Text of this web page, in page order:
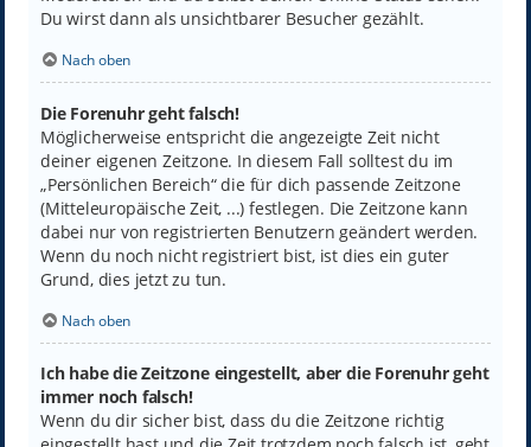
Du wirst dann als unsichtbarer Besucher gezählt.
Nach oben
Die Forenuhr geht falsch!
Möglicherweise entspricht die angezeigte Zeit nicht
deiner eigenen Zeitzone. In diesem Fall solltest du im
„Persönlichen Bereich“ die für dich passende Zeitzone
(Mitteleuropäische Zeit, ...) festlegen. Die Zeitzone kann
dabei nur von registrierten Benutzern geändert werden.
Wenn du noch nicht registriert bist, ist dies ein guter
Grund, dies jetzt zu tun.
Nach oben
Ich habe die Zeitzone eingestellt, aber die Forenuhr geht
immer noch falsch!
Wenn du dir sicher bist, dass du die Zeitzone richtig